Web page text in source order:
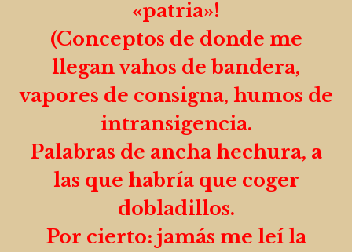
«patria»!
(Conceptos de donde me
llegan vahos de bandera,
vapores de consigna, humos de
intransigencia.
Palabras de ancha hechura, a
las que habría que coger
dobladillos.
Por cierto: jamás me leí la